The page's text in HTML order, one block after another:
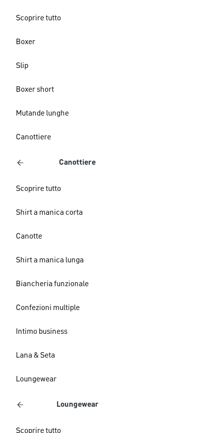
Scoprire tutto
Boxer
Slip
Boxer short
Mutande lunghe
Canottiere
Canottiere
Scoprire tutto
Shirt a manica corta
Canotte
Shirt a manica lunga
Biancheria funzionale
Confezioni multiple
Intimo business
Lana & Seta
Loungewear
Loungewear
Scoprire tutto